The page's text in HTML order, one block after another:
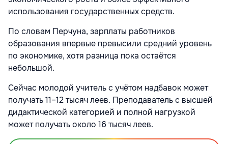
использования государственных средств.
По словам Перчуна, зарплаты работников
образования впервые превысили средний уровень
по экономике, хотя разница пока остаётся
небольшой.
Сейчас молодой учитель с учётом надбавок может
получать 11–12 тысяч леев. Преподаватель с высшей
дидактической категорией и полной нагрузкой
может получать около 16 тысяч леев.